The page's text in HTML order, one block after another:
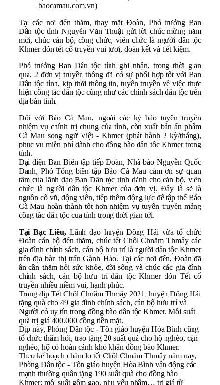
baocamau.com.vn)
Tại các nơi đến thăm, thay mặt Đoàn, Phó trưởng Ban
Dân tộc tỉnh Nguyễn Văn Thuật gửi lời chúc mừng năm
mới, chúc cán bộ, công chức, viên chức là người dân tộc
Khmer đón tết cổ truyền vui tươi, đoàn kết và tiết kiệm.
Phó trưởng Ban Dân tộc tỉnh ghi nhận, trong thời gian
qua, 2 đơn vị truyền thông đã có sự phối hợp tốt với Ban
Dân tộc tỉnh, kịp thời thông tin, tuyên truyền về việc thực
hiện công tác dân tộc cũng như các chính sách dân tộc trên
địa bàn tỉnh.
Đối với Báo Cà Mau, ngoài các kỳ báo tuyên truyền
nhiệm vụ chính trị chung của tỉnh, còn xuất bản ấn phẩm
Cà Mau song ngữ Việt - Khmer (phát hành 2 kỳ/tháng),
phục vụ miễn phí dành cho đồng bào dân tộc Khmer trong
tỉnh.
Đại diện Ban Biên tập tiếp Đoàn, Nhà báo Nguyễn Quốc
Danh, Phó Tổng biên tập Báo Cà Mau cảm ơn sự quan
tâm của lãnh đạo Ban Dân tộc tỉnh dành cho cán bộ, viên
chức là người dân tộc Khmer của đơn vị. Đây là sẽ là
nguồn cổ vũ, động viên, tiếp thêm động lực để tập thể Báo
Cà Mau hoàn thành tốt hơn nhiệm vụ tuyên truyền mảng
công tác dân tộc của tỉnh trong thời gian tới.
Tại Bạc Liêu,Lãnh đạo huyện Đông Hải vừa tổ chức
Đoàn cán bộ đến thăm, chúc tết Chôl Chnăm Thmây các
gia đình chính sách, cán bộ hưu trí là người dân tộc Khmer
trên địa bàn thị trấn Gành Hào. Tại các nơi đến, Đoàn đã
ân cần thăm hỏi sức khỏe, đời sống và chúc các gia đình
chính sách, cán bộ hưu trí dân tộc Khmer đón Tết cổ
truyền nhiều niềm vui, hạnh phúc.
Trong dịp Tết Chôl Chnăm Thmây 2021, huyện Đông Hải
tặng quà cho 49 gia đình chính sách, cán bộ hưu trí và
Người có uy tín trong đồng bào dân tộc Khmer. Mỗi suất
quà trị giá 400.000 đồng tiền mặt.
Dịp này, Phòng Dân tộc - Tôn giáo huyện Hòa Bình cũng
tổ chức thăm hỏi, trao tặng 20 suất quà cho hộ nghèo, cận
nghèo, hộ có hoàn cảnh khó khăn đồng bào Khmer.
Theo kế hoạch chăm lo tết Chôl Chnăm Thmây năm nay,
Phòng Dân tộc - Tôn giáo huyện Hòa Bình vận động các
mạnh thường quân tặng 190 suất quà cho đồng bào
Khmer; mỗi suất gồm gạo, nhu yếu phẩm… trị giá từ